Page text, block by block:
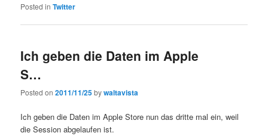
Posted in Twitter
Ich geben die Daten im Apple
S…
Posted on2011/11/25bywaltavista
Ich geben die Daten im Apple Store nun das dritte mal ein, weil
die Session abgelaufen ist.